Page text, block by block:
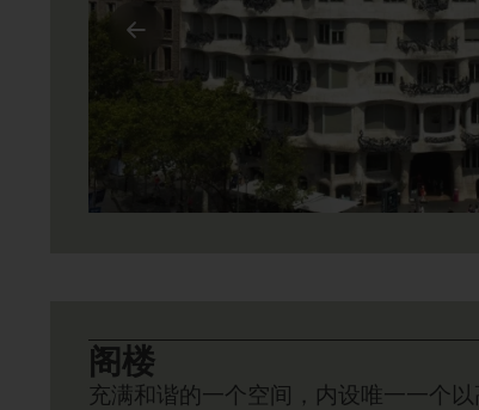
阁楼
充满和谐的一个空间，内设唯一一个